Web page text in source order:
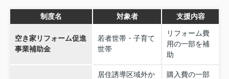
制度名 対象者 支援内容
空き家リフォーム促進
事業補助金
若者世帯・子育て
世帯
リフォーム費
用の一部を補
助
居住誘導区域外か
購入費の一部